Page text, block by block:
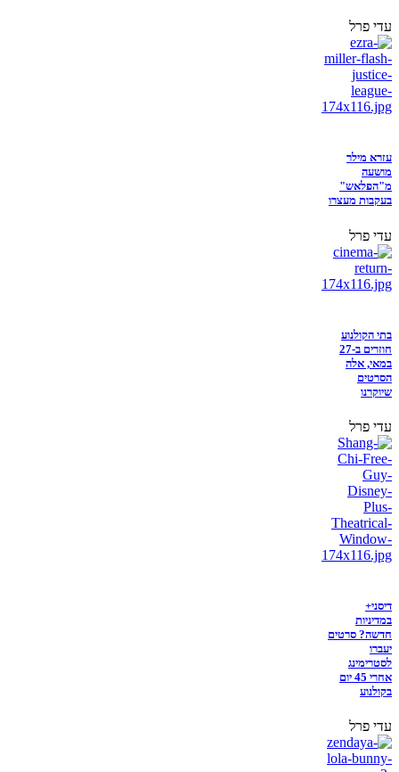
עדי פרל
עזרא מילר
מושעה
מ"הפלאש"
בעקבות מעצרו
עדי פרל
בתי הקולנוע
חוזרים ב-27
במאי, אלה
הסרטים
שיוקרנו
עדי פרל
דיסני+
במדיניות
חדשה? סרטים
יעברו
לסטרימינג
אחרי 45 יום
בקולנוע
עדי פרל